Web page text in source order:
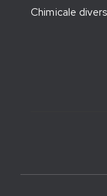
Chimicale